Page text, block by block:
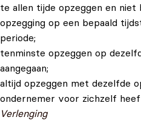
te allen tijde opzeggen en
opzegging op een bepaald
periode;
tenminste opzeggen op
aangegaan;
altijd opzeggen met dezelfde
ondernemer voor zichzelf
Verlenging